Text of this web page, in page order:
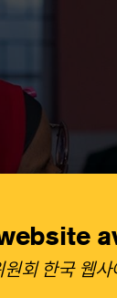
원회 한국 웹